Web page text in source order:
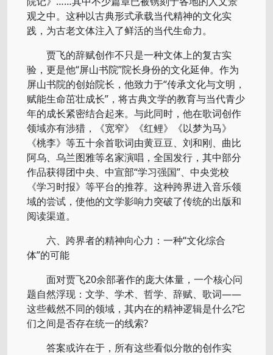
观之中。这种以古典形式承载当代精神的文化实
践，为古老文体注入了鲜活的当代生命力。
贾飞的辞赋创作不只是一种文体上的复古实
验，更是他“屏山书院”院长身份的文化延伸。作为
屏山书院的创始院长，他致力于“传承文化与文明，
赋能生命茁壮成长”，将古典文学的教育与当代青少
年的成长紧密结合起来。与此同时，他在歌词创作
领域亦有涉猎，《宽窄》《红鲤》《以梦为马》
《桃李》等五十余首歌词由黄豆豆、刘和刚、曲比
阿乌、乌兰图雅等名家演唱，全国发行，其中部分
作品获得团中央、中宣部“学习强国”、中央党校
《学习时报》等平台的推荐。这种跨界进入音乐领
域的尝试，使他的文学影响力突破了传统的出版和
阅读渠道。
六、跨界者的精神向心力：一种“文化综合
体”的可能
面对贾飞20余部著作的庞大体量，一个核心问
题自然浮现：文学、学术、哲学、辞赋、歌词——
这些截然不同的领域，其内在的精神逻辑是什么?它
们之间是否存在统一的线索?
答案或许在于，所有这些看似分散的创作实